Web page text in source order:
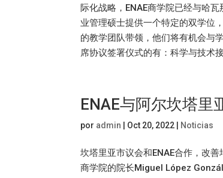
际化战略，ENAE商学院已经与哈
业管理硕士提供一个特定的双学位
的教学团队带领，他们将有机会与
席协议签署仪式的有：科学与技术
ENAE与阿尔坎塔里
por admin Oct 20, 2022 Noticias
坎塔里亚市议会和ENAE合作，改
商学院的院长Miguel López